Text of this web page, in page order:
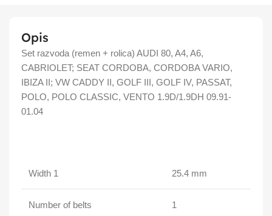
Opis
Set razvoda (remen + rolica) AUDI 80, A4, A6,
CABRIOLET; SEAT CORDOBA, CORDOBA VARIO,
IBIZA II; VW CADDY II, GOLF III, GOLF IV, PASSAT,
POLO, POLO CLASSIC, VENTO 1.9D/1.9DH 09.91-
01.04
Width 1 25.4 mm
Number of belts 1